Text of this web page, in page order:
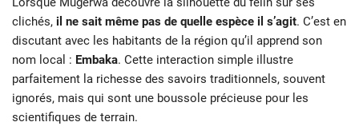
clichés, il ne sait même pas de quelle espèce il s’agit. C’est en
discutant avec les habitants de la région qu’il apprend son
nom local : Embaka. Cette interaction simple illustre
parfaitement la richesse des savoirs traditionnels, souvent
ignorés, mais qui sont une boussole précieuse pour les
scientifiques de terrain.